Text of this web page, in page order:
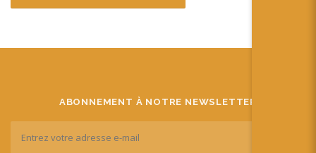
ABONNEMENT À NOTRE NEWSLETTER